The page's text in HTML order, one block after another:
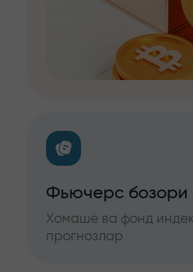
Фьючерс бозори
Хомашё ва фонд
прогнозлар